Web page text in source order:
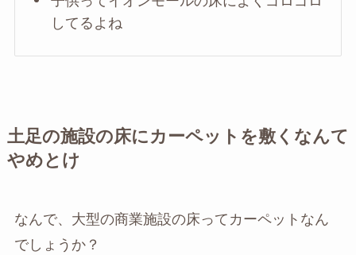
してるよね
土足の施設の床にカーペットを敷くなんて
やめとけ
なんで、大型の商業施設の床ってカーペットなん
でしょうか？